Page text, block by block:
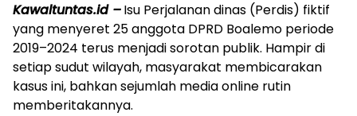
Kawaltuntas.id –Isu Perjalanan dinas (Perdis) fiktif
yang menyeret 25 anggota DPRD Boalemo periode
2019–2024 terus menjadi sorotan publik. Hampir di
setiap sudut wilayah, masyarakat membicarakan
kasus ini, bahkan sejumlah media online rutin
memberitakannya.